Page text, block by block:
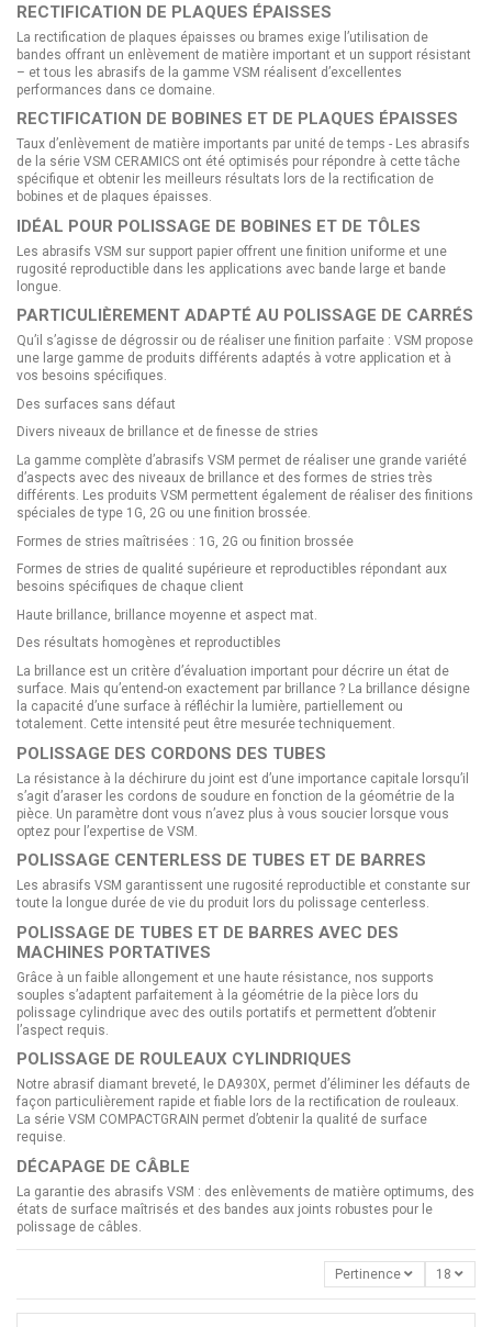
RECTIFICATION DE PLAQUES ÉPAISSES
La rectification de plaques épaisses ou brames exige l’utilisation de
bandes offrant un enlèvement de matière important et un support résistant
– et tous les abrasifs de la gamme VSM réalisent d’excellentes
performances dans ce domaine.
RECTIFICATION DE BOBINES ET DE PLAQUES ÉPAISSES
Taux d’enlèvement de matière importants par unité de temps - Les abrasifs
de la série VSM CERAMICS ont été optimisés pour répondre à cette tâche
spécifique et obtenir les meilleurs résultats lors de la rectification de
bobines et de plaques épaisses.
IDÉAL POUR POLISSAGE DE BOBINES ET DE TÔLES
Les abrasifs VSM sur support papier offrent une finition uniforme et une
rugosité reproductible dans les applications avec bande large et bande
longue.
PARTICULIÈREMENT ADAPTÉ AU POLISSAGE DE CARRÉS
Qu’il s’agisse de dégrossir ou de réaliser une finition parfaite : VSM propose
une large gamme de produits différents adaptés à votre application et à
vos besoins spécifiques.
Des surfaces sans défaut
Divers niveaux de brillance et de finesse de stries
La gamme complète d’abrasifs VSM permet de réaliser une grande variété
d’aspects avec des niveaux de brillance et des formes de stries très
différents. Les produits VSM permettent également de réaliser des finitions
spéciales de type 1G, 2G ou une finition brossée.
Formes de stries maîtrisées : 1G, 2G ou finition brossée
Formes de stries de qualité supérieure et reproductibles répondant aux
besoins spécifiques de chaque client
Haute brillance, brillance moyenne et aspect mat.
Des résultats homogènes et reproductibles
La brillance est un critère d’évaluation important pour décrire un état de
surface. Mais qu’entend-on exactement par brillance ? La brillance désigne
la capacité d’une surface à réfléchir la lumière, partiellement ou
totalement. Cette intensité peut être mesurée techniquement.
POLISSAGE DES CORDONS DES TUBES
La résistance à la déchirure du joint est d’une importance capitale lorsqu’il
s’agit d’araser les cordons de soudure en fonction de la géométrie de la
pièce. Un paramètre dont vous n’avez plus à vous soucier lorsque vous
optez pour l’expertise de VSM.
POLISSAGE CENTERLESS DE TUBES ET DE BARRES
Les abrasifs VSM garantissent une rugosité reproductible et constante sur
toute la longue durée de vie du produit lors du polissage centerless.
POLISSAGE DE TUBES ET DE BARRES AVEC DES
MACHINES PORTATIVES
Grâce à un faible allongement et une haute résistance, nos supports
souples s’adaptent parfaitement à la géométrie de la pièce lors du
polissage cylindrique avec des outils portatifs et permettent d’obtenir
l’aspect requis.
POLISSAGE DE ROULEAUX CYLINDRIQUES
Notre abrasif diamant breveté, le DA930X, permet d’éliminer les défauts de
façon particulièrement rapide et fiable lors de la rectification de rouleaux.
La série VSM COMPACTGRAIN permet d’obtenir la qualité de surface
requise.
DÉCAPAGE DE CÂBLE
La garantie des abrasifs VSM : des enlèvements de matière optimums, des
états de surface maîtrisés et des bandes aux joints robustes pour le
polissage de câbles.
Pertinence 18